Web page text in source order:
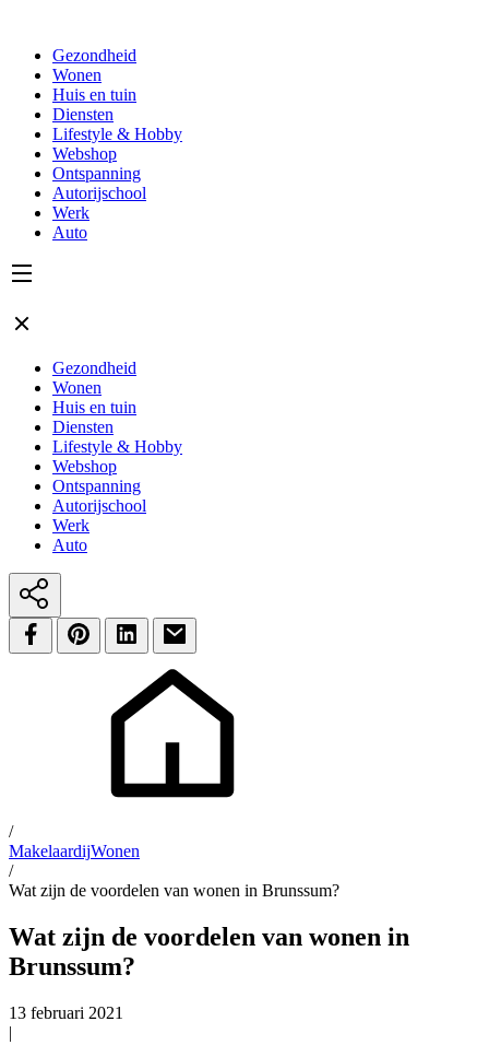
Gezondheid
Wonen
Huis en tuin
Diensten
Lifestyle & Hobby
Webshop
Ontspanning
Autorijschool
Werk
Auto
Gezondheid
Wonen
Huis en tuin
Diensten
Lifestyle & Hobby
Webshop
Ontspanning
Autorijschool
Werk
Auto
/
MakelaardijWonen
/
Wat zijn de voordelen van wonen in Brunssum?
Wat zijn de voordelen van wonen in
Brunssum?
13 februari 2021
|